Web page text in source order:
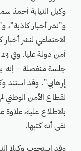
وكيل النيابة أحمدَ سمير
و”نشر أخبار كاذبة”،
أمن
جلسة منفصلة – إنه
إرهابي”. وقد استند
لقطاع الأمن الوطني لم
بالاطلاع عليه، علاوة
نفى أنه كتبها.
وقد استجوب وكيلا